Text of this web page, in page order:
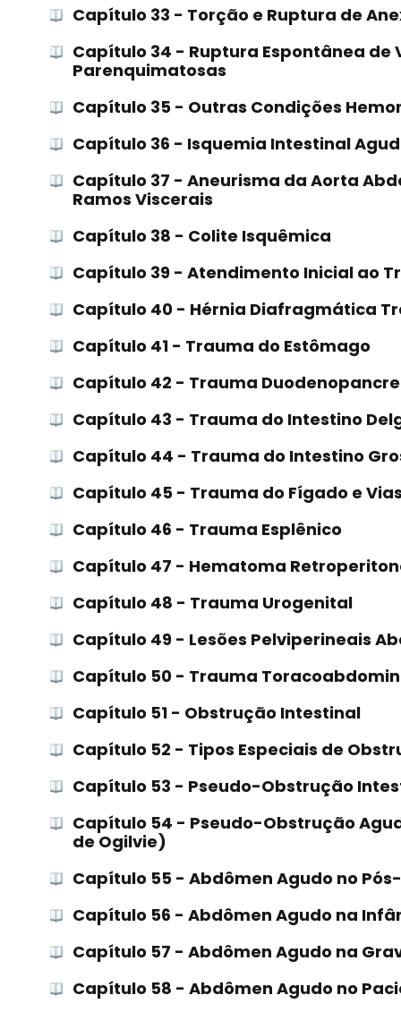
Capítulo 33 - Torção e Ruptura de
Capítulo 34 - Ruptura Espontânea de
Parenquimatosas
Capítulo 35 - Outras Condições
Capítulo 36 - Isquemia Intestinal
Capítulo 37 - Aneurisma da Aorta
Ramos Viscerais
Capítulo 38 - Colite Isquêmica
Capítulo 39 - Atendimento Inicial ao
Capítulo 40 - Hérnia Diafragmática
Capítulo 41 - Trauma do Estômago
Capítulo 42 - Trauma
Capítulo 43 - Trauma do Intestino
Capítulo 44 - Trauma do Intestino
Capítulo 45 - Trauma do Fígado e
Capítulo 46 - Trauma Esplênico
Capítulo 47 - Hematoma
Capítulo 48 - Trauma Urogenital
Capítulo 49 - Lesões Pelviperineais
Capítulo 50 - Trauma
Capítulo 51 - Obstrução Intestinal
Capítulo 52 - Tipos Especiais de
Capítulo 53 - Pseudo-Obstrução
Capítulo 54 - Pseudo-Obstrução
de Ogilvie)
Capítulo 55 - Abdômen Agudo no
Capítulo 56 - Abdômen Agudo na
Capítulo 57 - Abdômen Agudo na
Capítulo 58 - Abdômen Agudo no